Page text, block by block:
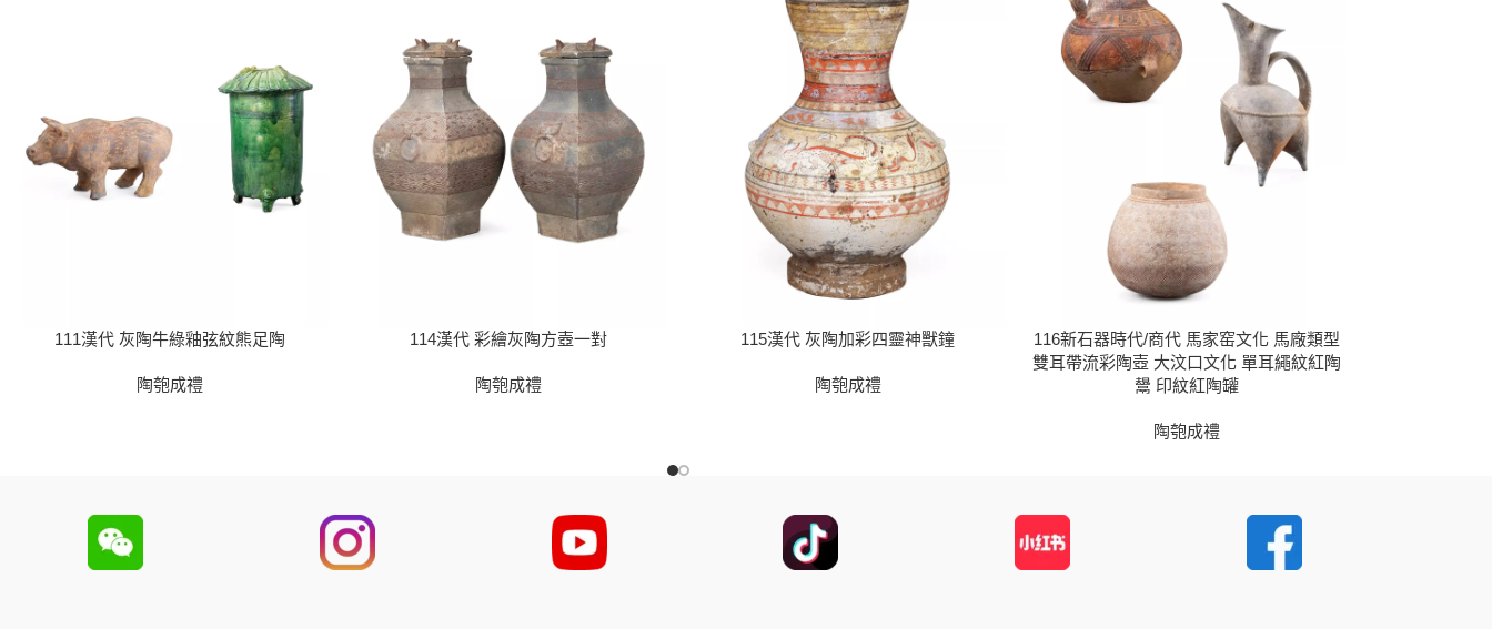
111漢代 灰陶牛綠釉弦紋熊足陶
陶匏成禮
114漢代 彩繪灰陶方壺一對
陶匏成禮
115漢代 灰陶加彩四靈神獸鐘
陶匏成禮
116新石器時代/商代 馬家窑文化 馬廠類型
雙耳帶流彩陶壺 大汶口文化 單耳繩紋紅陶
鬹 印紋紅陶罐
陶匏成禮